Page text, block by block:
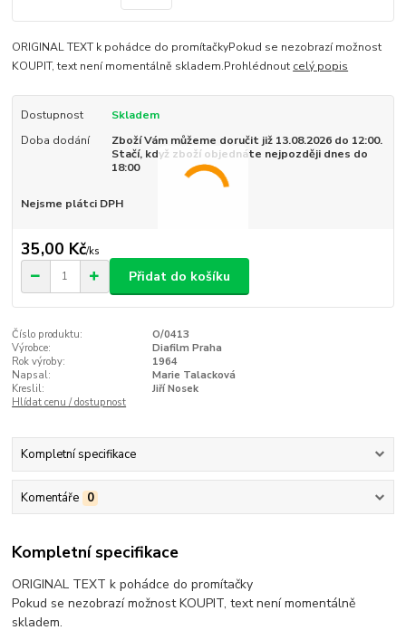
ORIGINAL TEXT k pohádce do promítačkyPokud se nezobrazí možnost
KOUPIT, text není momentálně skladem.Prohlédnout celý popis
Dostupnost
Skladem
Doba dodání
Zboží Vám můžeme doručit již 13.08.2026 do 12:00.
Stačí, když zboží objednáte nejpozději dnes do
18:00
Nejsme plátci DPH
35,00 Kč/ks
Přidat do košíku
Číslo produktu:
O/0413
Výrobce:
Diafilm Praha
Rok výroby:
1964
Napsal:
Marie Talacková
Kreslil:
Jiří Nosek
Hlídat cenu / dostupnost
Kompletní specifikace
Komentáře 0
Kompletní specifikace
ORIGINAL TEXT k pohádce do promítačky
Pokud se nezobrazí možnost KOUPIT, text není momentálně
skladem.